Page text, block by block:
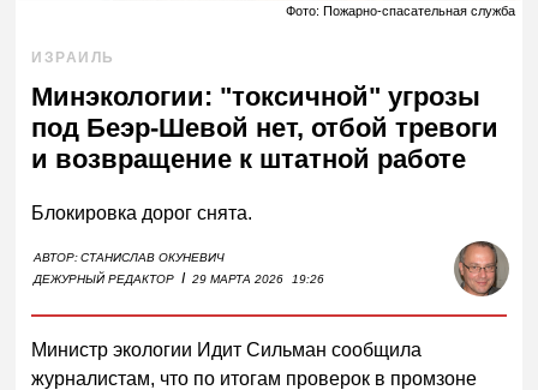
Фото: Пожарно-спасательная служба
ИЗРАИЛЬ
Минэкологии: "токсичной" угрозы
под Беэр-Шевой нет, отбой тревоги
и возвращение к штатной работе
Блокировка дорог снята.
АВТОР:СТАНИСЛАВ ОКУНЕВИЧ
ДЕЖУРНЫЙ РЕДАКТОР I 29 МАРТА 2026 19:26
Министр экологии Идит Сильман сообщила
журналистам, что по итогам проверок в промзоне